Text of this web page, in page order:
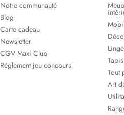
Notre communauté
Blog
Carte cadeau
Newsletter
CGV Maxi Club
Réglement jeu concours
Tapis
Tout
Art